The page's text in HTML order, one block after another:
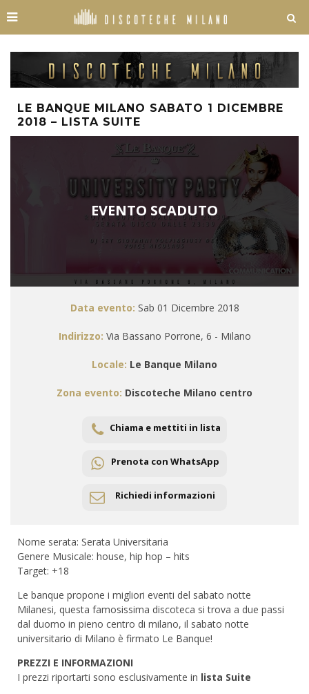
LE BANQUE MILANO SABATO 1 DICEMBRE
2018 – LISTA SUITE
EVENTO SCADUTO
Data evento: Sab 01 Dicembre 2018
Indirizzo: Via Bassano Porrone, 6 - Milano
Locale: Le Banque Milano
Zona evento: Discoteche Milano centro
Chiama e mettiti in lista
Prenota con WhatsApp
Richiedi informazioni
Nome serata: Serata Universitaria
Genere Musicale: house, hip hop – hits
Target: +18
Le banque propone i migliori eventi del sabato notte
Milanesi, questa famosissima discoteca si trova a due passi
dal duomo in pieno centro di milano, il sabato notte
universitario di Milano è firmato Le Banque!
PREZZI E INFORMAZIONI
I prezzi riportarti sono esclusivamente in lista Suite